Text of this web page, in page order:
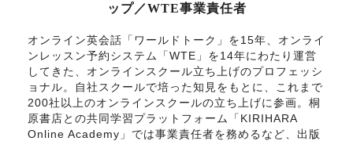
ップ／WTE事業責任者
オンライン英会話「ワールドトーク」を15年、オンライ
ンレッスン予約システム「WTE」を14年にわたり運営
してきた、オンラインスクール立ち上げのプロフェッシ
ョナル。自社スクールで培った知見をもとに、これまで
200社以上のオンラインスクールの立ち上げに参画。桐
原書店との共同学習プラットフォーム「KIRIHARA
Online Academy」では事業責任者を務めるなど、出版